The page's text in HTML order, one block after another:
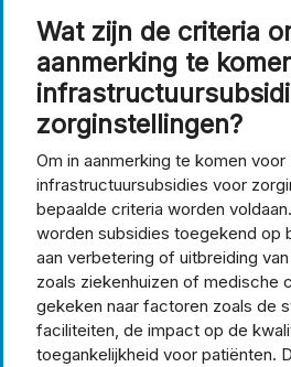
Wat zijn de criteria
aanmerking te
zorginstellingen?
Om in aanmerking te komen voor
infrastructuursubsidies voor
bepaalde criteria worden
worden subsidies toegekend op
aan verbetering of uitbreiding
zoals ziekenhuizen of medische
gekeken naar factoren zoals de
faciliteiten, de impact op de
toegankelijkheid voor patiënten.